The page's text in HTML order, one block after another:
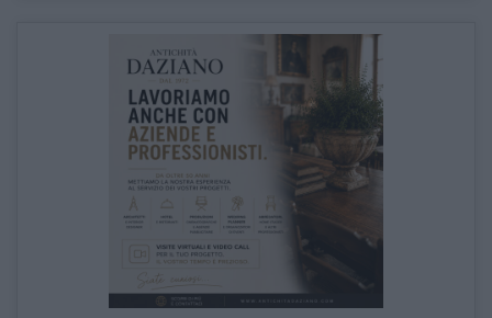
CATALOGO COMPLETO
MOBILI
CAMERE